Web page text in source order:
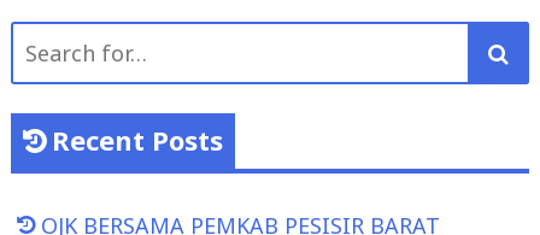
Search
Recent Posts
OJK BERSAMA PEMKAB PESISIR BARAT